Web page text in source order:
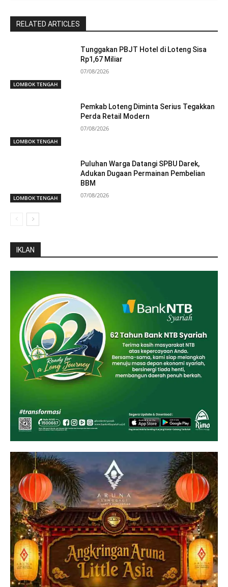
RELATED ARTICLES
LOMBOK TENGAH
Tunggakan PBJT Hotel di Loteng Sisa
Rp1,67 Miliar
07/08/2026
LOMBOK TENGAH
Pemkab Loteng Diminta Serius Tegakkan
Perda Retail Modern
07/08/2026
LOMBOK TENGAH
Puluhan Warga Datangi SPBU Darek,
Adukan Dugaan Permainan Pembelian
BBM
07/08/2026
IKLAN